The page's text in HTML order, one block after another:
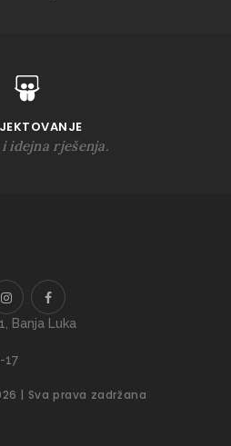
idejna rješenja.
Banja Luka
17
| Sva prava zadržana